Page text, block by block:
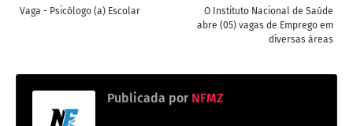
O Instituto Nacional de Saúde
abre (05) vagas de Emprego em
diversas áreas
Vaga - Psicólogo (a) Escolar
Publicada por NFMZ